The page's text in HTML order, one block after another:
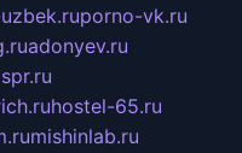
porno-vk.ru
adonyev.ru
hostel-65.ru
mishinlab.ru